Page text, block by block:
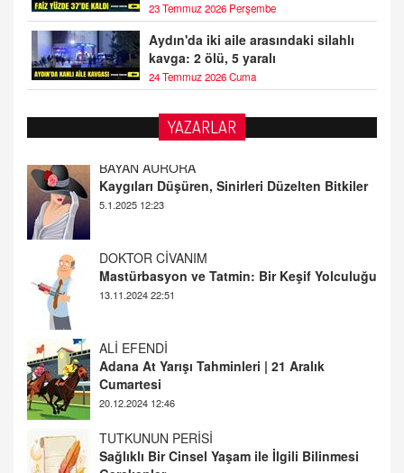
23 Temmuz 2026 Perşembe
Aydın'da iki aile arasındaki silahlı
kavga: 2 ölü, 5 yaralı
24 Temmuz 2026 Cuma
YAZARLAR
DOKTOR CİVANIM
Mastürbasyon ve Tatmin: Bir Keşif Yolculuğu
13.11.2024 22:51
ALİ EFENDİ
Adana At Yarışı Tahminleri | 21 Aralık
Cumartesi
TUTKUNUN PERİSİ
Sağlıklı Bir Cinsel Yaşam ile İlgili Bilinmesi
Gerekenler
08.11.2024 13:16
FARUK ÖNALAN
Tezkere Onaylanmasaydı…